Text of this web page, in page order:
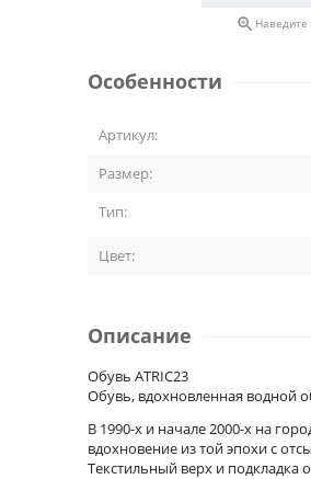
 Наведите
Особенности
Артикул:
Размер:
Тип:
Цвет:
Описание
Обувь ATRIC23
Обувь, вдохновленная водной
В 1990-х и начале 2000-х на
вдохновение из той эпохи с
Текстильный верх и подкладка